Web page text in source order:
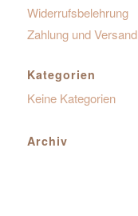
Widerrufsbelehrung
Zahlung und Versand
Kategorien
Keine Kategorien
Archiv